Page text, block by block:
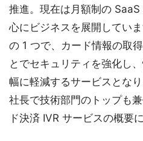
推進。現在は月額制の
心にビジネスを展開してい
の 1 つで、カード情報の取
とでセキュリティを強化し
幅に軽減するサービスとな
社長で技術部門のトップも
ド決済 IVR サービスの概要